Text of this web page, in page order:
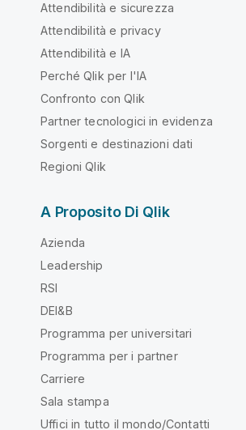
Attendibilità e sicurezza
Attendibilità e privacy
Attendibilità e IA
Perché Qlik per l'IA
Confronto con Qlik
Partner tecnologici in evidenza
Sorgenti e destinazioni dati
Regioni Qlik
A Proposito Di Qlik
Azienda
Leadership
RSI
DEI&B
Programma per universitari
Programma per i partner
Carriere
Sala stampa
Uffici in tutto il mondo/Contatti